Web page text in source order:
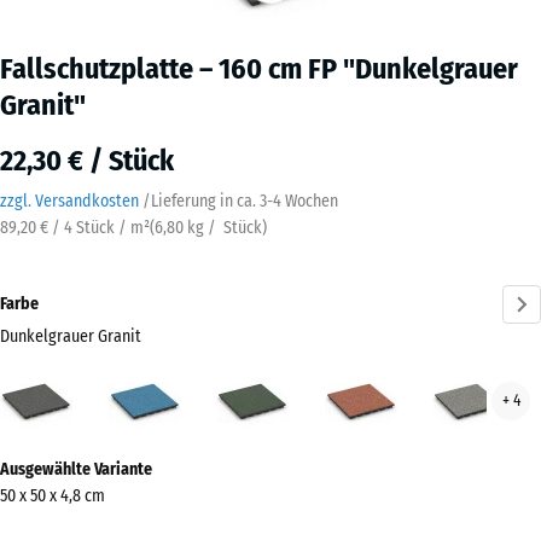
Fallschutzplatte – 160 cm FP "Dunkelgrauer
Granit"
22,30 € / Stück
zzgl. Versandkosten /Lieferung in ca. 3-4 Wochen
89,20 € / 4 Stück / m²(6,80 kg / Stück)
Farbe
Dunkelgrauer Granit
Dunkelgrauer
Granit
Englischer
Rasen
Feuersglut
+ 4
Informationen
zu
Ausgewählte Variante
50 x 50 x 4,8 cm